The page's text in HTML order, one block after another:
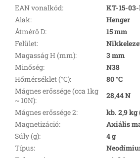
EAN vonalkód:
KT-15-
Alak:
Henger
Átmérő D:
15 mm
Felület:
Magasság H (mm):
3 mm
Minőség:
N38
Hőmérséklet (°C):
80 °C
Mágnes erőssége (cca 1kg
~ 10N):
28,44 N
Mágnes erőssége 2:
kb. 2,9 kg
Magnetizáció:
Axiális
Súly (g):
4 g
Típus: